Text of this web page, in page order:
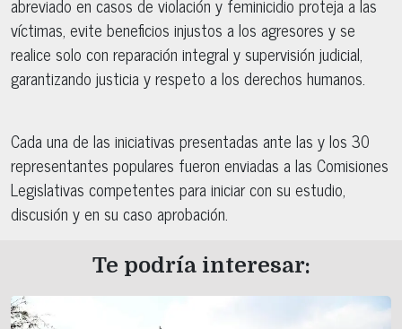
víctimas, evite beneficios injustos a los agresores y se
realice solo con reparación integral y supervisión judicial,
garantizando justicia y respeto a los derechos humanos.
Cada una de las iniciativas presentadas ante las y los 30
representantes populares fueron enviadas a las Comisiones
Legislativas competentes para iniciar con su estudio,
discusión y en su caso aprobación.
Te podría interesar: